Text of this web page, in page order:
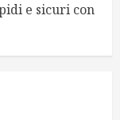
e sicuri con